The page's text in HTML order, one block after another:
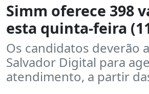
Simm oferece 398
esta quinta-feira
Os candidatos deverão
Salvador Digital para
atendimento, a partir